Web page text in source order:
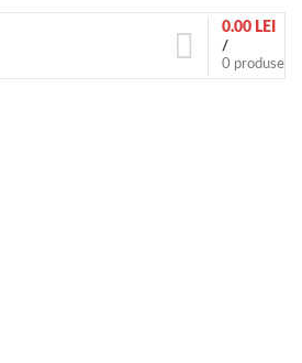
0 produse
/
0.00 LEI